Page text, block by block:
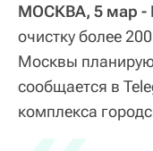
МОСКВА, 5 мар -
очистку более
Москвы
сообщается в
комплекса